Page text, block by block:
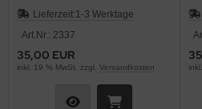
Lieferzeit:1-3 Werktage
Art.Nr.: 2337
35,00 EUR
inkl. 19 % MwSt. zzgl. Versandkosten